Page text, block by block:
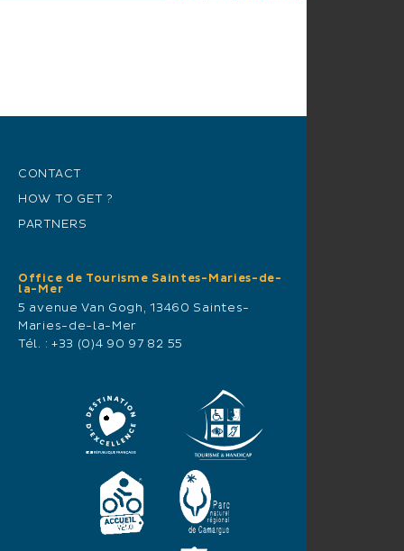
CONTACT
HOW TO GET ?
PARTNERS
Office de Tourisme Saintes-Maries-de-
la-Mer
5 avenue Van Gogh, 13460 Saintes-
Maries-de-la-Mer
Tél. : +33 (0)4 90 97 82 55